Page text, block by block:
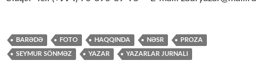
BARƏDƏ FOTO HAQQINDA NƏSR PROZA
SEYMUR SÖNMƏZ YAZAR YAZARLAR JURNALI